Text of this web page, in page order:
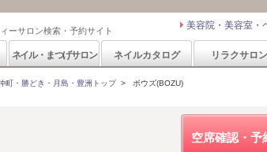
ーサロン検索・予約サイト 美容院・美容室・
ネイル・まつげサロン ネイルカタログ リラクサロン
町・勝どき・月島・豊洲トップ> ボウズ(BOZU)
空席確認・予